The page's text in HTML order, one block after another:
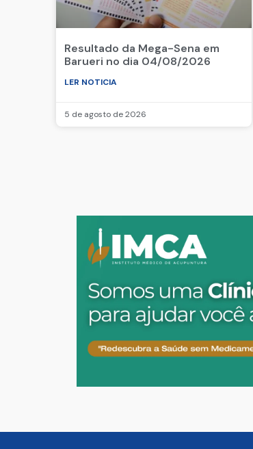
Resultado da Mega-Sena em
Barueri no dia 04/08/2026
LER NOTICIA
5 de agosto de 2026